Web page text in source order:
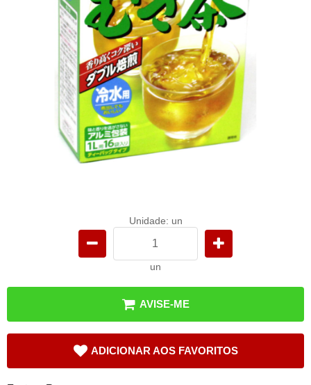
Unidade: un
un
AVISE-ME
ADICIONAR AOS FAVORITOS